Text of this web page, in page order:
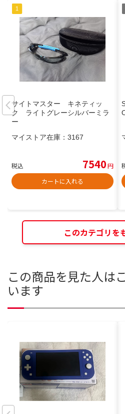
サイトマスター キネティッ
ク ライトグレーシルバーミラ
ー
マイストア在庫： 3167
税込 7540円
カートに入れる
このカテゴリを
この商品を見た人は
います